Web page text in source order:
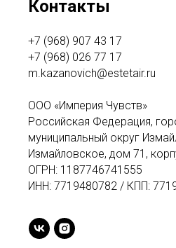
Контакты
+7 (968) 907 43 17
+7 (968) 026 77 17
m.kazanovich@estetair.ru
ООО «Империя Чувств»
Российская Федерация,
муниципальный округ
Измайловское, дом 71,
ОГРН: 1187746741555
ИНН: 7719480782 / КПП: